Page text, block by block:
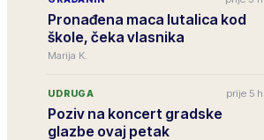
Pronađena maca lutalica kod
škole, čeka vlasnika
Marija K.
UDRUGA prije 5 h
Poziv na koncert gradske
glazbe ovaj petak